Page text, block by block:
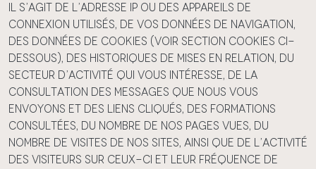
Il s’agit de l’adresse IP ou des appareils de
connexion utilisés, de vos données de navigation,
des données de Cookies (voir section Cookies ci-
dessous), des historiques de mises en relation, du
secteur d’activité qui vous intéresse, de la
consultation des messages que nous vous
envoyons et des liens cliqués, des formations
consultées, du nombre de nos pages vues, du
nombre de visites de nos Sites, ainsi que de l’activité
des visiteurs sur ceux-ci et leur fréquence de